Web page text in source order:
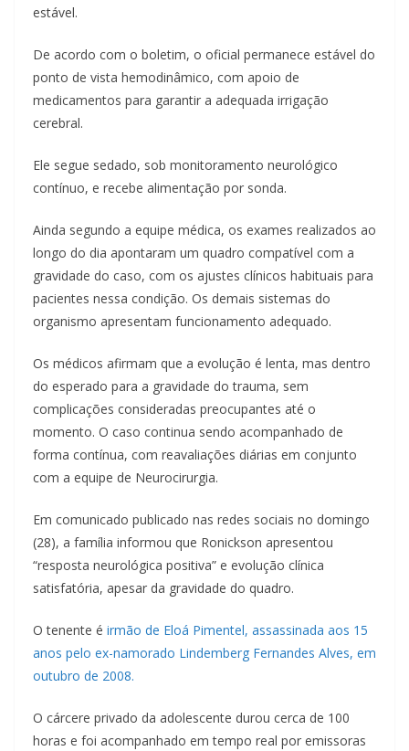
estável.
De acordo com o boletim, o oficial permanece estável do
ponto de vista hemodinâmico, com apoio de
medicamentos para garantir a adequada irrigação
cerebral.
Ele segue sedado, sob monitoramento neurológico
contínuo, e recebe alimentação por sonda.
Ainda segundo a equipe médica, os exames realizados ao
longo do dia apontaram um quadro compatível com a
gravidade do caso, com os ajustes clínicos habituais para
pacientes nessa condição. Os demais sistemas do
organismo apresentam funcionamento adequado.
Os médicos afirmam que a evolução é lenta, mas dentro
do esperado para a gravidade do trauma, sem
complicações consideradas preocupantes até o
momento. O caso continua sendo acompanhado de
forma contínua, com reavaliações diárias em conjunto
com a equipe de Neurocirurgia.
Em comunicado publicado nas redes sociais no domingo
(28), a família informou que Ronickson apresentou
“resposta neurológica positiva” e evolução clínica
satisfatória, apesar da gravidade do quadro.
O tenente é irmão de Eloá Pimentel, assassinada aos 15
anos pelo ex-namorado Lindemberg Fernandes Alves, em
outubro de 2008.
O cárcere privado da adolescente durou cerca de 100
horas e foi acompanhado em tempo real por emissoras